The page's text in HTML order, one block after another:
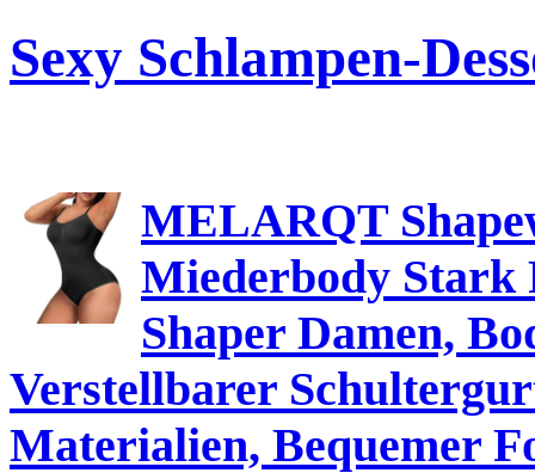
Sexy Schlampen-
MELARQT
Miederbody Stark
Shaper Damen,
Verstellbarer
Materialien, Bequemer